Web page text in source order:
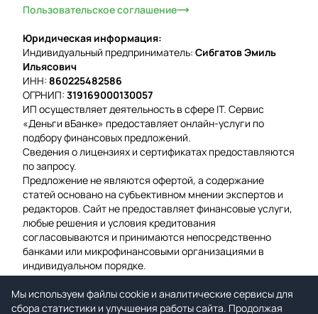
Мы используем файлы cookie и аналитические сервисы для
сбора статистики и улучшения работы сайта. Продолжая
Пользовательское соглашение
Юридическая информация:
Индивидуальный предприниматель: Сибгатов Эмиль
Ильясович
ИНН: 860225482586
ОГРНИП: 319169000130057
ИП осуществляет деятельность в сфере IT. Сервис
«Деньги вБанке» предоставляет онлайн-услуги по
подбору финансовых предложений.
Сведения о лицензиях и сертификатах предоставляются
по запросу.
Предложение не являются офертой, а содержание
статей основано на субъективном мнении экспертов и
редакторов. Сайт не предоставляет финансовые услуги,
любые решения и условия кредитования
согласовываются и принимаются непосредственно
банками или микрофинансовыми организациями в
индивидуальном порядке.
Вероятность одобрения рассчитывается на основе
среднего значения подтвержденных заявок за
предыдущую неделю.